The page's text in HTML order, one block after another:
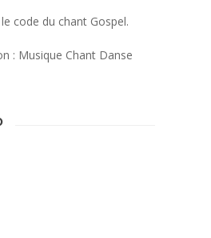
code du chant Gospel.
: Musique Chant Danse